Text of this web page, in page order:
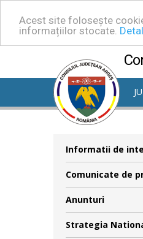
Acest site folosește
informațiilor stocate.
Informatii de
Comunicate de
Anunturi
Strategia